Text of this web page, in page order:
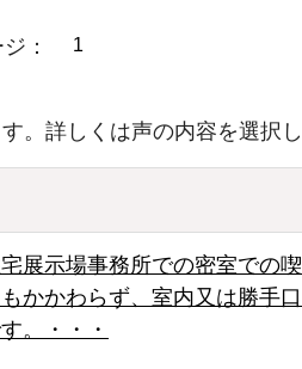
： 1
。詳しくは声の内容を選択
展示場事務所での密室での
かかわらず、室内又は勝手
。・・・